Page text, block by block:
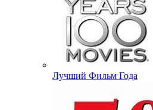
Лучший Фильм Года